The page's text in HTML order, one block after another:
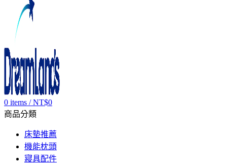
0 items / NT$0
商品分類
床墊推薦
機能枕頭
寢具配件